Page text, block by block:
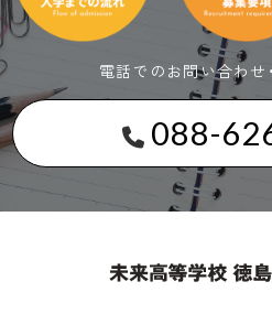
電話でのお問い合わせ
088-